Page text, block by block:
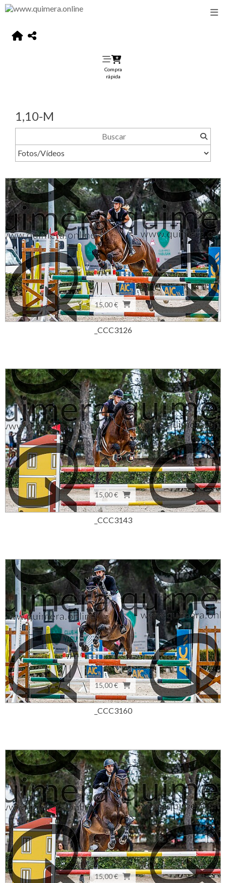
Compra
rápida
1,10-M
15,00 €
_CCC3126
15,00 €
_CCC3143
15,00 €
_CCC3160
15,00 €